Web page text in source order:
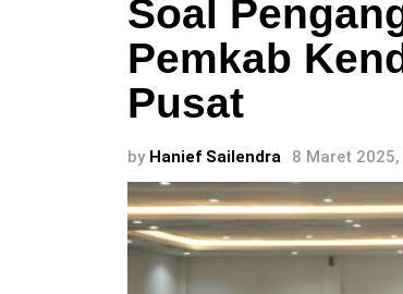
Soal
Pemkab
Pusat
by Hanief Sailendra 8 Maret